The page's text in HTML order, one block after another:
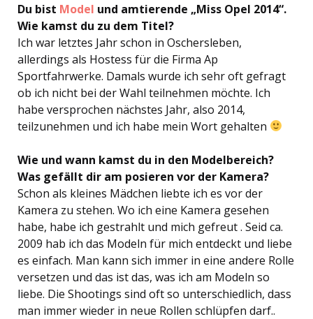
Du bist Model und amtierende „Miss Opel 2014“.
Wie kamst du zu dem Titel?
Ich war letztes Jahr schon in Oschersleben,
allerdings als Hostess für die Firma Ap
Sportfahrwerke. Damals wurde ich sehr oft gefragt
ob ich nicht bei der Wahl teilnehmen möchte. Ich
habe versprochen nächstes Jahr, also 2014,
teilzunehmen und ich habe mein Wort gehalten
Wie und wann kamst du in den Modelbereich?
Was gefällt dir am posieren vor der Kamera?
Schon als kleines Mädchen liebte ich es vor der
Kamera zu stehen. Wo ich eine Kamera gesehen
habe, habe ich gestrahlt und mich gefreut . Seid ca.
2009 hab ich das Modeln für mich entdeckt und liebe
es einfach. Man kann sich immer in eine andere Rolle
versetzen und das ist das, was ich am Modeln so
liebe. Die Shootings sind oft so unterschiedlich, dass
man immer wieder in neue Rollen schlüpfen darf..